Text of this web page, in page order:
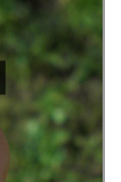
ancien